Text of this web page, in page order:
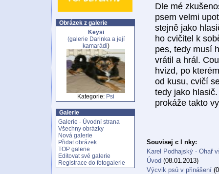
Obrázek z galerie
Keysi
(galerie Darinka a její
kamarádi)
Kategorie: Psi
Galerie
Galerie - Úvodní strana
Všechny obrázky
Nová galerie
Přidat obrázek
TOP galerie
Editovat své galerie
Registrace do fotogalerie
Dle mé
psem velmi
stejně jako
ho cvičitel k
pes, tedy musí
vrátil a hrál.
hvizd, po
od kusu, cvičí
tedy jako
prokáže takto
Souvisej c l nky:
Karel Podhajský - Ohař
Úvod (08.01.2013)
Výcvik psů v přinášení